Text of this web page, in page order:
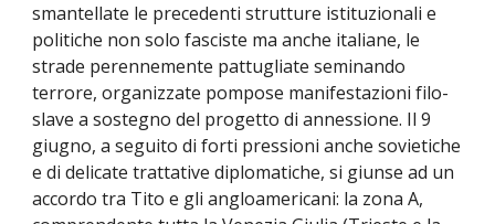
smantellate le precedenti strutture istituzionali e
politiche non solo fasciste ma anche italiane, le
strade perennemente pattugliate seminando
terrore, organizzate pompose manifestazioni filo-
slave a sostegno del progetto di annessione. Il 9
giugno, a seguito di forti pressioni anche sovietiche
e di delicate trattative diplomatiche, si giunse ad un
accordo tra Tito e gli angloamericani: la zona A,